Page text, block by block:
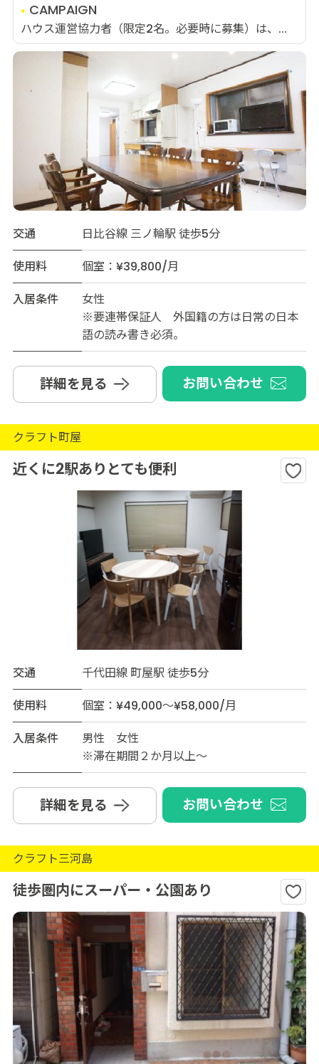
CAMPAIGN
ハウス運営協力者（限定2名。必要時に募集）は、...
交通
日比谷線 三ノ輪駅 徒歩5分
使用料
個室：¥39,800/月
入居条件
女性
※要連帯保証人 外国籍の方は日常の日本
語の読み書き必須。
詳細を見る お問い合わせ
クラフト町屋
近くに2駅ありとても便利
交通
千代田線 町屋駅 徒歩5分
使用料
個室：¥49,000～¥58,000/月
入居条件
男性 女性
※滞在期間２か月以上～
詳細を見る お問い合わせ
クラフト三河島
徒歩圏内にスーパー・公園あり